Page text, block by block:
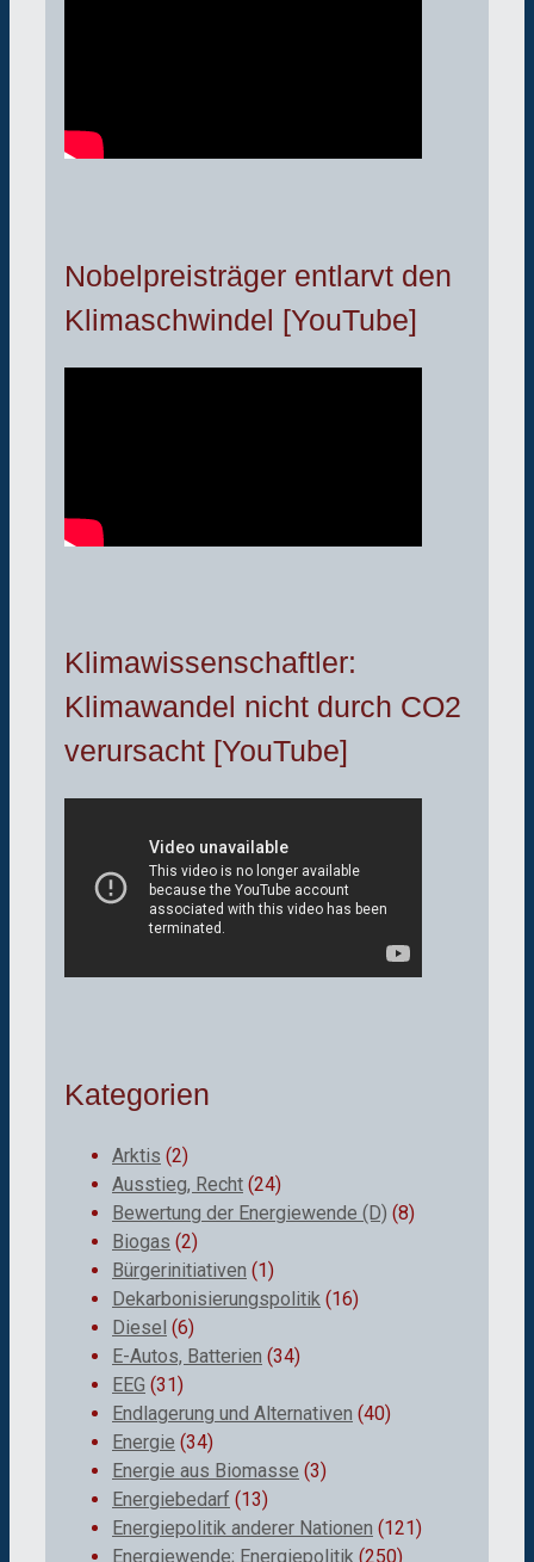
Nobelpreisträger entlarvt den
Klimaschwindel [YouTube]
Klimawissenschaftler:
Klimawandel nicht durch CO2
verursacht [YouTube]
Kategorien
Arktis (2)
Ausstieg, Recht (24)
Bewertung der Energiewende (D) (8)
Biogas (2)
Bürgerinitiativen (1)
Dekarbonisierungspolitik (16)
Diesel (6)
E-Autos, Batterien (34)
EEG (31)
Endlagerung und Alternativen (40)
Energie (34)
Energie aus Biomasse (3)
Energiebedarf (13)
Energiepolitik anderer Nationen (121)
Energiewende; Energiepolitik (250)